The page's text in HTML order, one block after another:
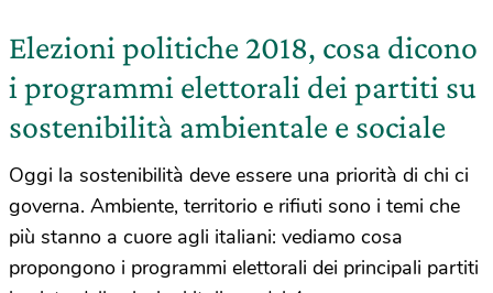
Elezioni politiche 2018, cosa dicono
i programmi elettorali dei partiti su
sostenibilità ambientale e sociale
Oggi la sostenibilità deve essere una priorità di chi ci
governa. Ambiente, territorio e rifiuti sono i temi che
più stanno a cuore agli italiani: vediamo cosa
propongono i programmi elettorali dei principali partiti